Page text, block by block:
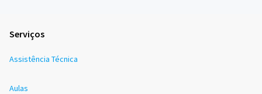
Serviços
Assistência Técnica
Aulas